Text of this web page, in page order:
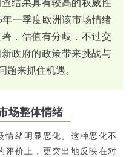
一季度欧洲该市场情绪
，估值有分歧，不过交
政府的政策带来挑战与
题来抓住机遇。
场整体情绪
情绪明显恶化。这种恶化不
评价上，更突出地反映在对